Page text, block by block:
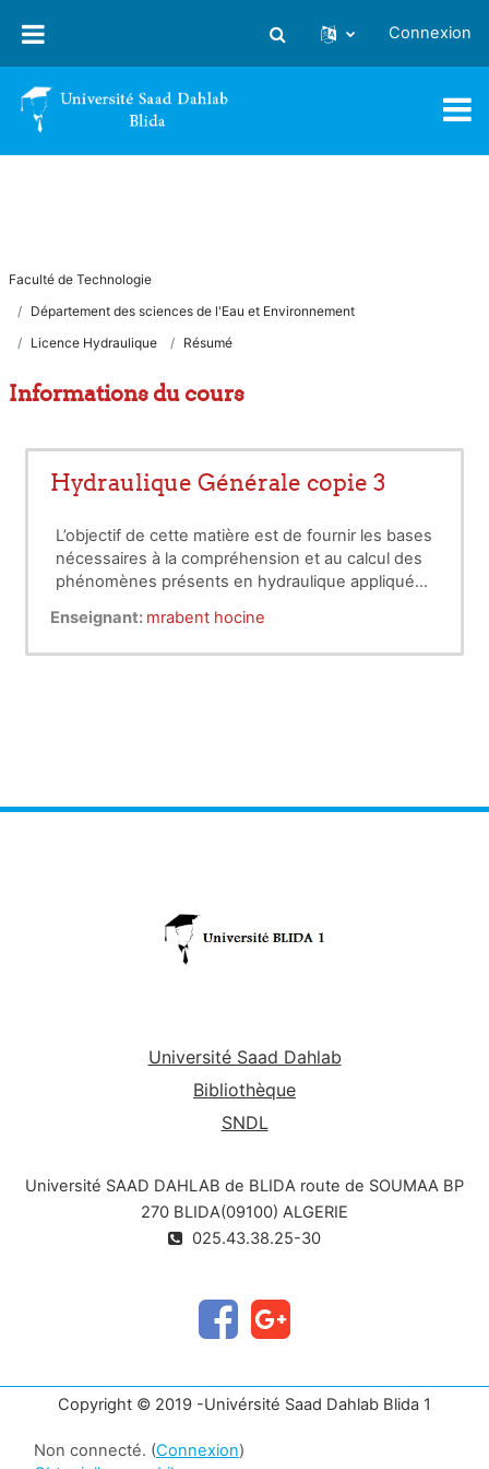
Activer/désactiver la saisie
Connexion
Faculté de Technologie
Département des sciences de l'Eau et Environnement
Licence Hydraulique
Résumé
Informations du cours
Hydraulique Générale copie 3
L’objectif de cette matière est de fournir les bases
nécessaires à la compréhension et au calcul des
phénomènes présents en hydraulique appliquée,
particulier ceux rencontrés en assainissement en
canaux et en rivière
Enseignant: mrabent hocine
Université Saad Dahlab
Bibliothèque
SNDL
Université SAAD DAHLAB de BLIDA route de SOUMAA BP
270 BLIDA(09100) ALGERIE
025.43.38.25-30
Copyright © 2019 -Univérsité Saad Dahlab Blida 1
Non connecté. (Connexion)